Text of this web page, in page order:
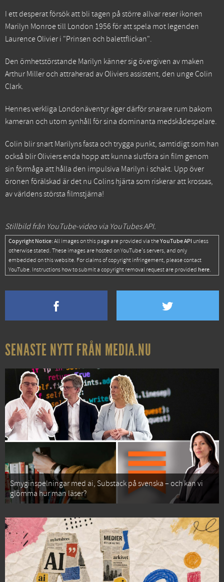
I ett desperat försök att bli tagen på större allvar reser ikonen
Marilyn Monroe till London 1956 för att spela mot legenden
Laurence Olivier i "Prinsen och balettflickan".
Den ömhetstörstande Marilyn känner sig övergiven av maken
Arthur Miller och attraherad av Oliviers assistent, den unge Colin
Clark.
Hennes verkliga Londonäventyr äger därför snarare rum bakom
kameran och utom synhåll för sina dominanta medskådespelare.
Colin blir snart Marilyns fasta och trygga punkt, samtidigt som han
också blir Oliviers enda hopp att kunna slutföra sin film genom
sin förmåga att hålla den impulsiva Marilyn i schakt. Upp över
öronen förälskad är det nu Colins hjärta som riskerar att krossas,
av världens största filmstjärna!
Stillbild från YouTube-video via YouTubes API.
Copyright Notice: All images on this page are provided via theYouTube API unless
otherwise stated. These images are hosted on YouTube's servers, and only
embedded on this website. For claims of copyright infringement, please contact
YouTube. Instructions how to submit a copyright removal request are provided here.
SENASTE NYTT FRÅN MEDIA.NU
Smyginspelningar med ai, Substack på svenska – och kan vi
glömma hur man läser?